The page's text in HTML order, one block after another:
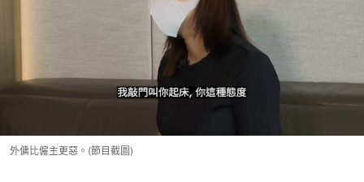
外傭比僱主更惡。(節目截圖)